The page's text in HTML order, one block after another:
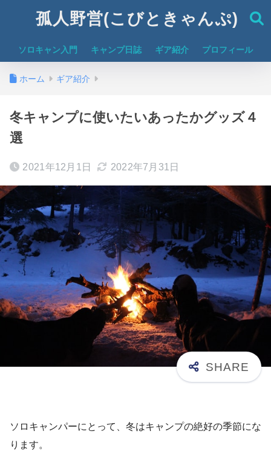
孤人野営(こびときゃんぷ)
ソロキャン入門 キャンプ日誌 ギア紹介 プロフィール
ホーム ギア紹介
冬キャンプに使いたいあったかグッズ４
選
2021年12月1日 2022年7月31日
ソロキャンパーにとって、冬はキャンプの絶好の季節にな
ります。